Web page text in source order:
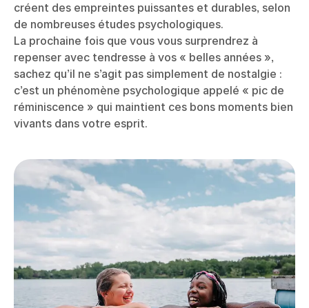
créent des empreintes puissantes et durables, selon
de nombreuses études psychologiques.
La prochaine fois que vous vous surprendrez à
repenser avec tendresse à vos « belles années »,
sachez qu’il ne s’agit pas simplement de nostalgie :
c’est un phénomène psychologique appelé « pic de
réminiscence » qui maintient ces bons moments bien
vivants dans votre esprit.